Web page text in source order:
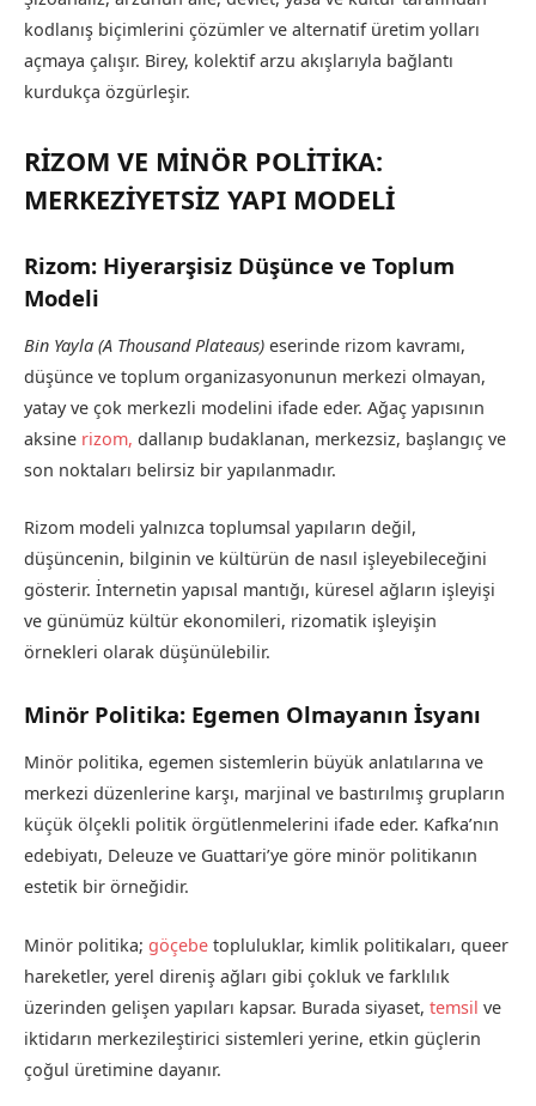
kodlanış biçimlerini çözümler ve alternatif üretim yolları
açmaya çalışır. Birey, kolektif arzu akışlarıyla bağlantı
kurdukça özgürleşir.
RİZOM VE MİNÖR POLİTİKA:
MERKEZİYETSİZ YAPI MODELİ
Rizom: Hiyerarşisiz Düşünce ve Toplum
Modeli
Bin Yayla (A Thousand Plateaus) eserinde rizom kavramı,
düşünce ve toplum organizasyonunun merkezi olmayan,
yatay ve çok merkezli modelini ifade eder. Ağaç yapısının
aksine rizom, dallanıp budaklanan, merkezsiz, başlangıç ve
son noktaları belirsiz bir yapılanmadır.
Rizom modeli yalnızca toplumsal yapıların değil,
düşüncenin, bilginin ve kültürün de nasıl işleyebileceğini
gösterir. İnternetin yapısal mantığı, küresel ağların işleyişi
ve günümüz kültür ekonomileri, rizomatik işleyişin
örnekleri olarak düşünülebilir.
Minör Politika: Egemen Olmayanın İsyanı
Minör politika, egemen sistemlerin büyük anlatılarına ve
merkezi düzenlerine karşı, marjinal ve bastırılmış grupların
küçük ölçekli politik örgütlenmelerini ifade eder. Kafka’nın
edebiyatı, Deleuze ve Guattari’ye göre minör politikanın
estetik bir örneğidir.
Minör politika; göçebe topluluklar, kimlik politikaları, queer
hareketler, yerel direniş ağları gibi çokluk ve farklılık
üzerinden gelişen yapıları kapsar. Burada siyaset, temsil ve
iktidarın merkezileştirici sistemleri yerine, etkin güçlerin
çoğul üretimine dayanır.